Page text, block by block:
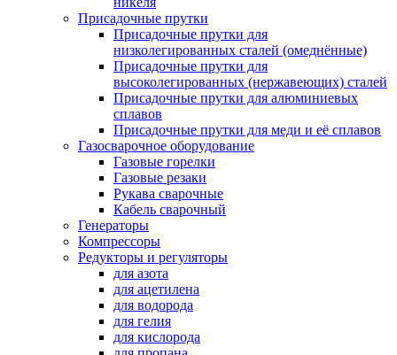
Присадочные прутки
Присадочные прутки для
низколегированных сталей (омеднённые)
Присадочные прутки для
высоколегированных (нержавеющих) сталей
Присадочные прутки для алюминиевых
сплавов
Присадочные прутки для меди и её сплавов
Газосварочное оборудование
Газовые горелки
Газовые резаки
Рукава сварочные
Кабель сварочный
Генераторы
Компрессоры
Редукторы и регуляторы
для азота
для ацетилена
для водорода
для гелия
для кислорода